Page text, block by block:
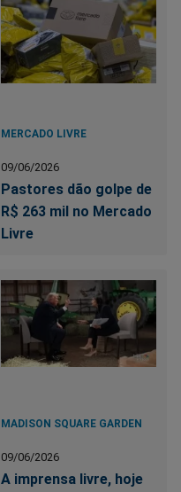
MERCADO LIVRE
09/06/2026
Pastores dão golpe de
R$ 263 mil no Mercado
Livre
MADISON SQUARE GARDEN
09/06/2026
A imprensa livre, hoje